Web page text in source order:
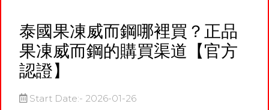
泰國果凍威而鋼哪裡買？正品
果凍威而鋼的購買渠道【官方
認證】
Start Date:- 2026-01-26